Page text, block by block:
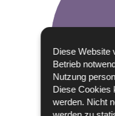
Diese Website
Betrieb
Nutzung
Diese Cookies
werden. Nicht